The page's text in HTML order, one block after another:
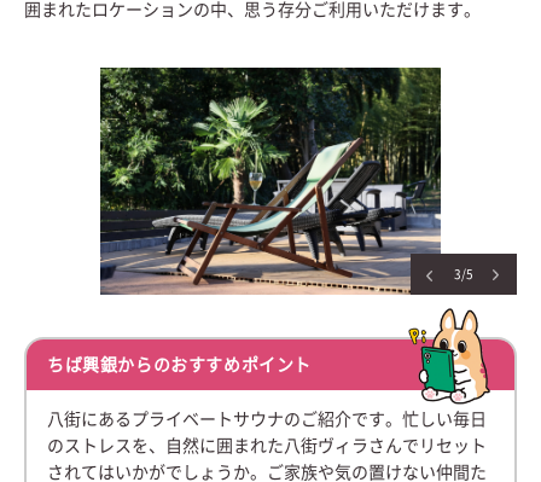
3/5
囲まれたロケーションの中、思う存分ご利用いただけます。
ちば興銀からのおすすめポイント
八街にあるプライベートサウナのご紹介です。忙しい毎日
のストレスを、自然に囲まれた八街ヴィラさんでリセット
されてはいかがでしょうか。ご家族や気の置けない仲間た